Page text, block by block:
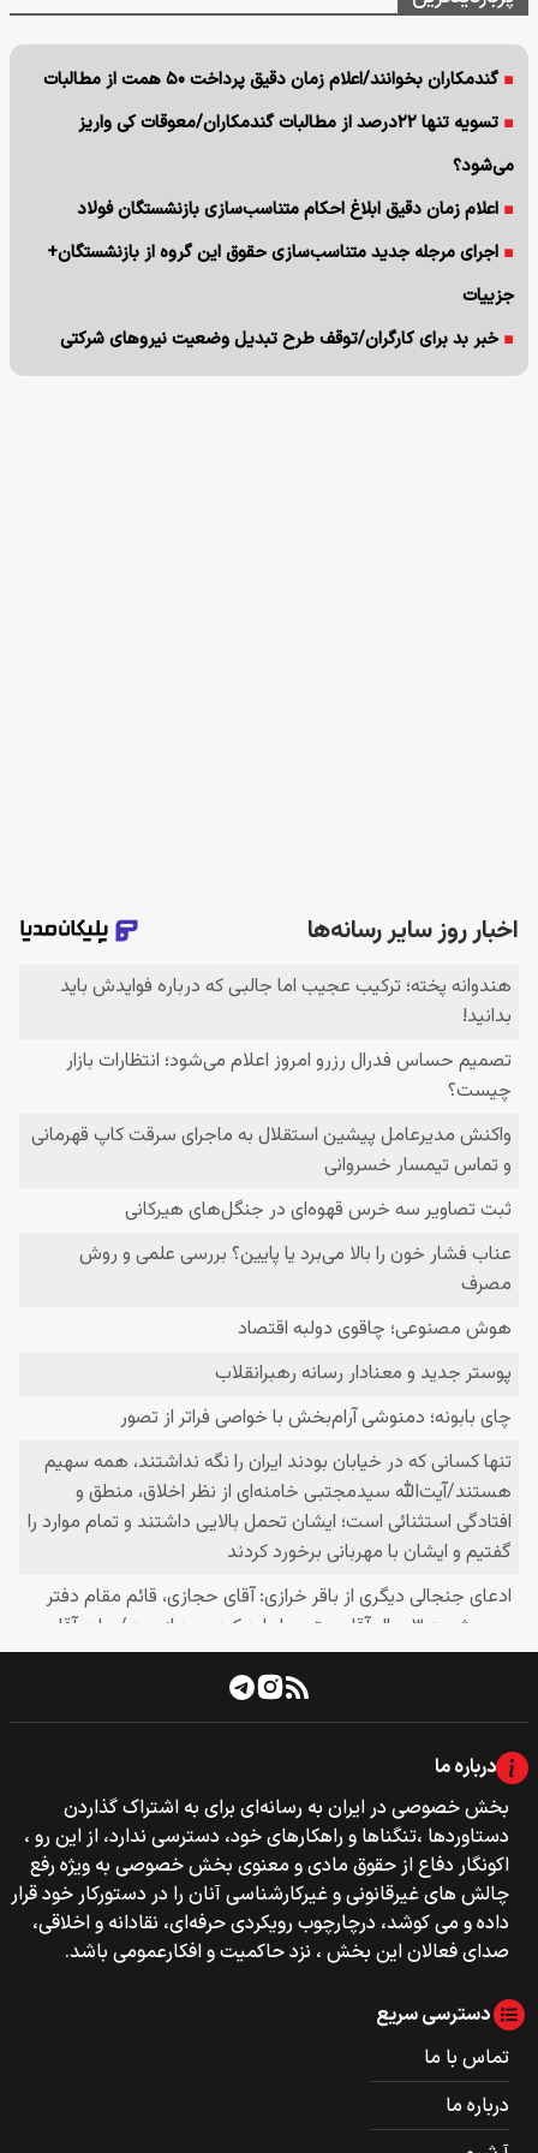
گندمکاران بخوانند/اعلام زمان دقیق پرداخت ۵۰ همت از مطالبات
تسویه تنها ۲۲درصد از مطالبات گندمکاران/معوقات کی واریز
می‌شود؟
اعلام زمان دقیق ابلاغ احکام متناسب‌سازی بازنشستگان فولاد
اجرای مرجله جدید متناسب‌سازی حقوق این گروه از بازنشستگان+
جزییات
خبر بد برای کارگران/توقف طرح تبدیل وضعیت نیروهای شرکتی
درباره ما
بخش خصوصی‌‌ در ایران به رسانه‌ای برای به اشتراک گذاردن
دستاوردها ،تنگناها و راهکارهای خود، دسترسی ندارد، از این رو ،
اکونگار دفاع از حقوق مادی و معنوی بخش خصوصی به ویژه رفع
چالش های غیرقانونی و غیرکارشناسی آنان را در دستورکار خود قرار
داده و می کوشد، درچارچوب رویکردی حرفه‌ای، نقادانه و اخلاقی،
صدای فعالان این بخش ، نزد حاکمیت و افکارعمومی باشد.
دسترسی سریع
تماس با ما
درباره ما